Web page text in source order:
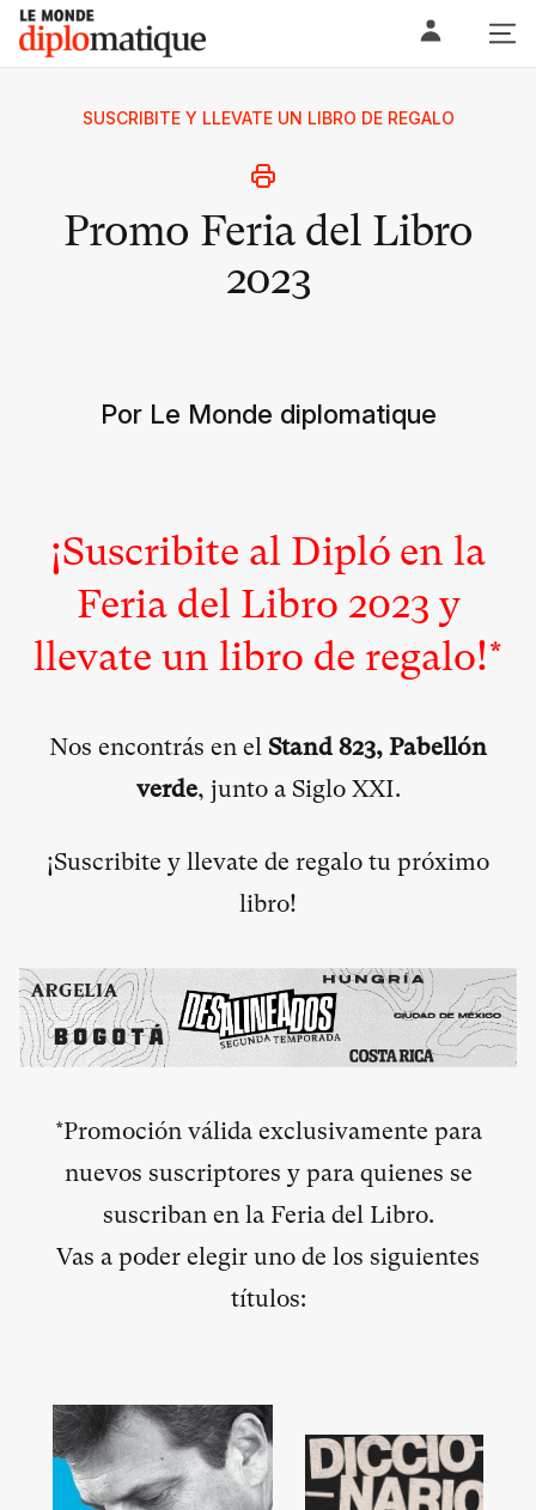
Skip
content
Le monde diplomatique
SUSCRIBITE Y LLEVATE UN LIBRO DE REGALO
Promo Feria del Libro
2023
Por Le Monde diplomatique
¡Suscribite al Dipló en la
Feria del Libro 2023 y
llevate un libro de regalo!*
Nos encontrás en el Stand 823, Pabellón
verde, junto a Siglo XXI.
¡Suscribite y llevate de regalo tu próximo
libro!
*Promoción válida exclusivamente para
nuevos suscriptores y para quienes se
suscriban en la Feria del Libro.
Vas a poder elegir uno de los siguientes
títulos: